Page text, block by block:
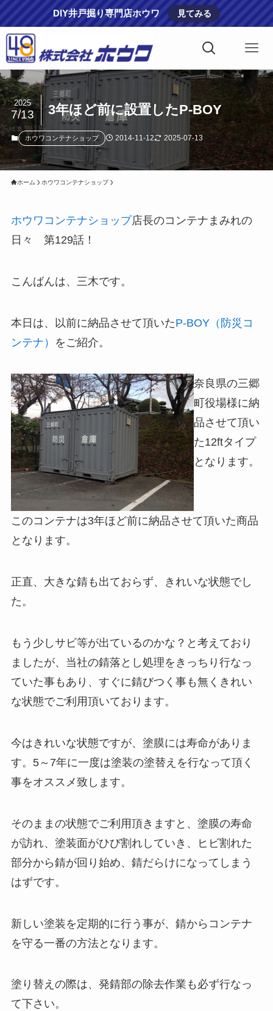
DIY井戸掘り専門店ホウワ 見てみる
3年ほど前に設置したP-BOY
2025
7/13
ホウワコンテナショップ 2014-11-12 2025-07-13
ホーム ホウワコンテナショップ
ホウワコンテナショップ店長のコンテナまみれの
日々 第129話！
こんばんは、三木です。
本日は、以前に納品させて頂いたP-BOY（防災コ
ンテナ）
をご紹介。
奈良県の三郷
町役場様に納
品させて頂い
た12ftタイプ
となります。
このコンテナは3年ほど前に納品させて頂いた商品
となります。
正直、大きな錆も出ておらず、きれいな状態でし
た。
もう少しサビ等が出ているのかな？と考えており
ましたが、当社の錆落とし処理をきっちり行なっ
ていた事もあり、すぐに錆びつく事も無くきれい
な状態でご利用頂いております。
今はきれいな状態ですが、塗膜には寿命がありま
す。5～7年に一度は塗装の塗替えを行なって頂く
事をオススメ致します。
そのままの状態でご利用頂きますと、塗膜の寿命
が訪れ、塗装面がひび割れしていき、ヒビ割れた
部分から錆が回り始め、錆だらけになってしまう
はずです。
新しい塗装を定期的に行う事が、錆からコンテナ
を守る一番の方法となります。
塗り替えの際は、発錆部の除去作業も必ず行なっ
て下さい。